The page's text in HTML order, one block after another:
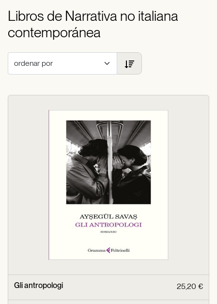
Libros de Narrativa no italiana
contemporánea
Gli antropologi 25,20 €